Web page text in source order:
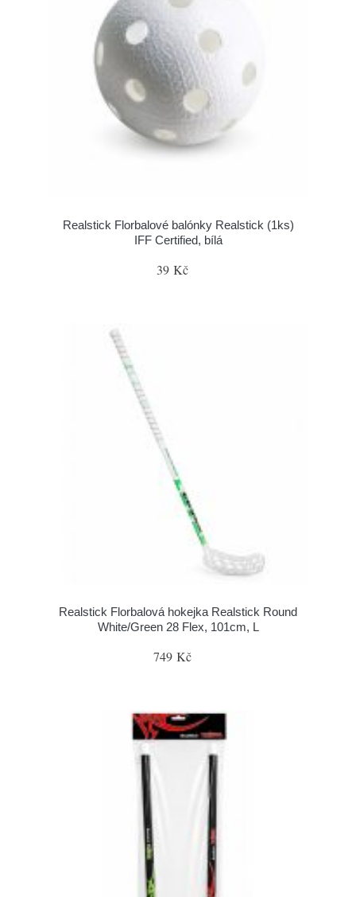
Realstick Florbalové balónky Realstick (1ks)
IFF Certified, bílá
39 Kč
Realstick Florbalová hokejka Realstick Round
White/Green 28 Flex, 101cm, L
749 Kč